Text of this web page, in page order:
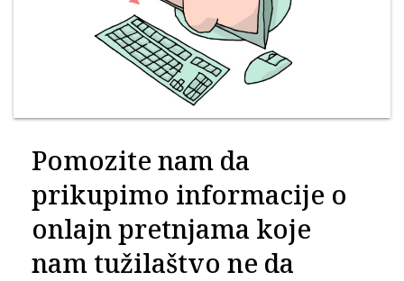
Pomozite nam da
prikupimo informacije o
onlajn pretnjama koje
nam tužilaštvo ne da